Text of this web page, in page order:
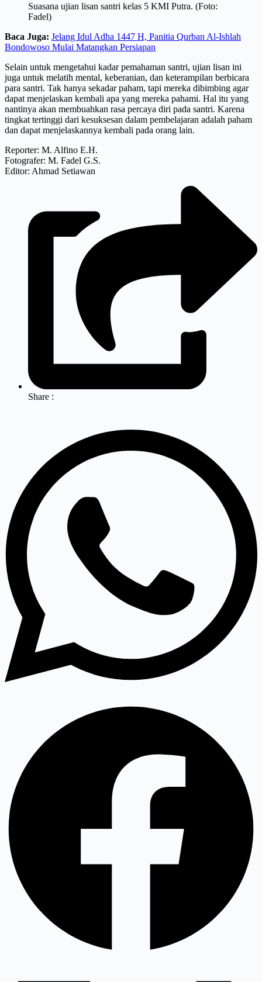
Suasana ujian lisan santri kelas 5 KMI Putra. (Foto:
Fadel)
Baca Juga: Jelang Idul Adha 1447 H, Panitia Qurban Al-Ishlah
Bondowoso Mulai Matangkan Persiapan
Selain untuk mengetahui kadar pemahaman santri, ujian lisan ini
juga untuk melatih mental, keberanian, dan keterampilan berbicara
para santri. Tak hanya sekadar paham, tapi mereka dibimbing agar
dapat menjelaskan kembali apa yang mereka pahami. Hal itu yang
nantinya akan membuahkan rasa percaya diri pada santri. Karena
tingkat tertinggi dari kesuksesan dalam pembelajaran adalah paham
dan dapat menjelaskannya kembali pada orang lain.
Reporter: M. Alfino E.H.
Fotografer: M. Fadel G.S.
Editor: Ahmad Setiawan
Share :